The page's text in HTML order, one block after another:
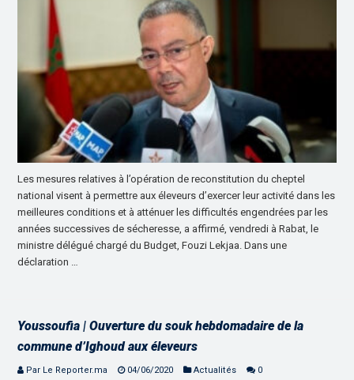
Les mesures relatives à l’opération de reconstitution du cheptel
national visent à permettre aux éleveurs d’exercer leur activité dans les
meilleures conditions et à atténuer les difficultés engendrées par les
années successives de sécheresse, a affirmé, vendredi à Rabat, le
ministre délégué chargé du Budget, Fouzi Lekjaa. Dans une
déclaration …
Youssoufia | Ouverture du souk hebdomadaire de la
commune d’Ighoud aux éleveurs
Par Le Reporter.ma 04/06/2020 Actualités 0